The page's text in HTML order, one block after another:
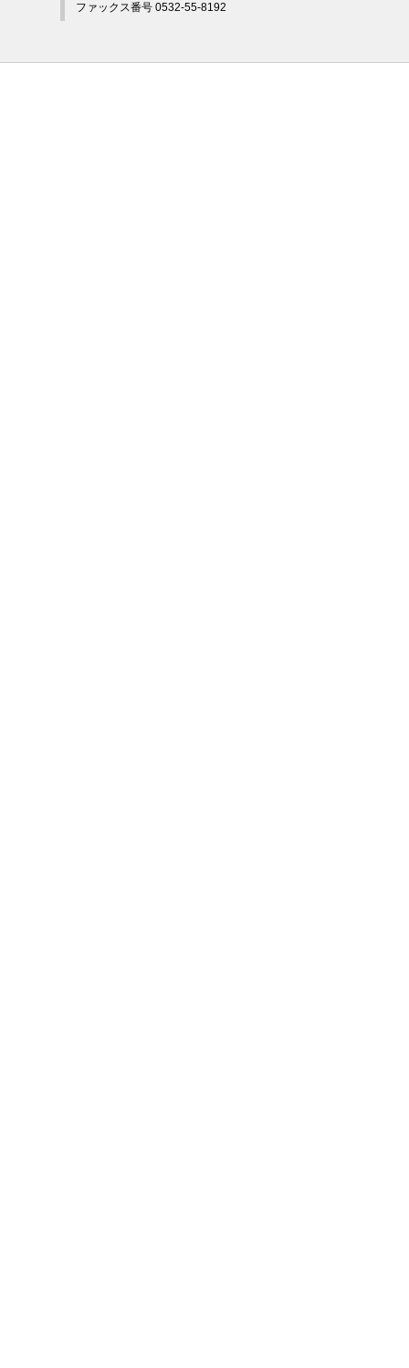
ファックス番号 0532-55-8192